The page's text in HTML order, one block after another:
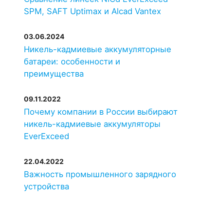
SPM, SAFT Uptimax и Alcad Vantex
03.06.2024
Никель-кадмиевые аккумуляторные
батареи: особенности и
преимущества
09.11.2022
Почему компании в России выбирают
никель-кадмиевые аккумуляторы
EverExceed
22.04.2022
Важность промышленного зарядного
устройства